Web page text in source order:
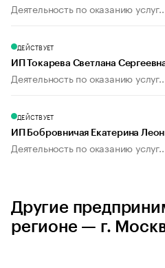
Деятельность по оказанию
ДЕЙСТВУЕТ
ИП Токарева Светлана
Деятельность по оказанию
ДЕЙСТВУЕТ
ИП Бобровничая Екатерина
Деятельность по оказанию
Другие
регионе — г.